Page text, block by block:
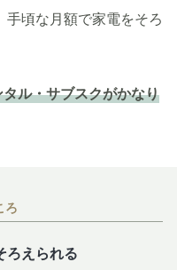
手頃な月額で家電をそろ
ル・サブスクがかなり
ろ
ろえられる